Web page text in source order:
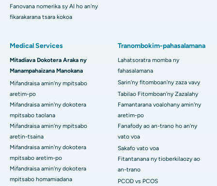
Fanovana nomerika sy AI ho an'ny
fikarakarana tsara kokoa
Medical Services
Mitadiava Dokotera Araka ny
Manampahaizana Manokana
Mifandraisa amin'ny mpitsabo
aretim-po
Mifandraisa amin'ny dokotera
mpitsabo taolana
Mifandraisa amin'ny mpitsabo
aretin-tsaina
Mifandraisa amin'ny dokotera
mpitsabo aretim-po
Mifandraisa amin'ny dokotera
mpitsabo homamiadana
Tranombokim-pahasalamana
Lahatsoratra momba ny
fahasalamana
Sarin'ny fitomboan'ny zaza vavy
Tabilao Fitomboan'ny Zazalahy
Famantarana voalohany amin'ny
aretim-po
Fanafody ao an-trano ho an'ny
vato voa
Sakafo vato voa
Fitantanana ny tioberkilaozy ao
an-trano
PCOD vs PCOS